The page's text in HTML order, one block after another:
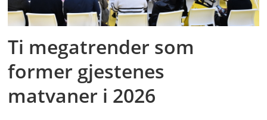
Ti megatrender som
former gjestenes
matvaner i 2026